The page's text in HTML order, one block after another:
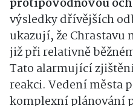
protipovodňovou
výsledky dřívějších
ukazují, že Chrastavu
již při relativně
Tato alarmující
reakci. Vedení města
komplexní plánování